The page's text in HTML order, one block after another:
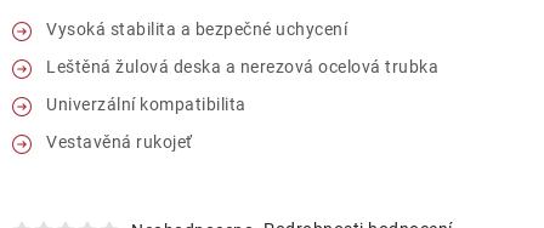
Lehátka
Doplňky
Vysoká stabilita a bezpečné uchycení
Leštěná žulová deska a nerezová ocelová trubka
Univerzální kompatibilita
Vestavěná rukojeť